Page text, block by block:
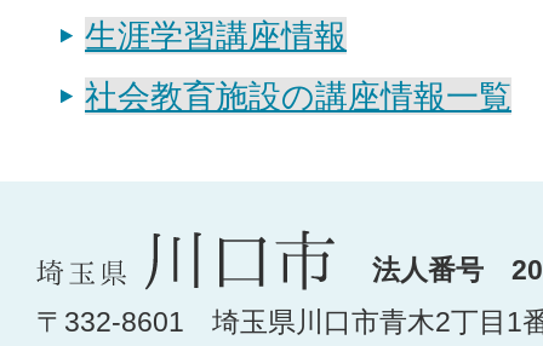
生涯学習講座情報
社会教育施設の講座情報一覧
法人番号
〒332-8601 埼玉県川口市青木2丁目1